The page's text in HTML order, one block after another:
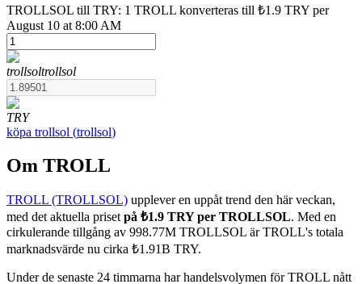
USDT Futures
Futures med USDT som säkerhet
COIN-M Futures
Futures för kryptovaluta
TROLLSOL till TRY: 1 TROLL konverteras till ₺1.9 TRY per
August 10 at 8:00 AM
trollsoltrollsol
TRY
köpa trollsol (trollsol)
Om TROLL
TROLL (TROLLSOL) upplever en uppåt trend den här veckan,
med det aktuella priset på ₺1.9 TRY per TROLLSOL. Med en
cirkulerande tillgång av 998.77M TROLLSOL är TROLL's totala
marknadsvärde nu cirka ₺1.91B TRY.
Under de senaste 24 timmarna har handelsvolymen för TROLL nått